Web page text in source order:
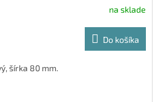
na sklade
Do košíka
šírka 80 mm.